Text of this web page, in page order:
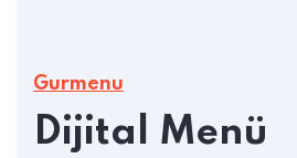
Gurmenu
Dijital Menü